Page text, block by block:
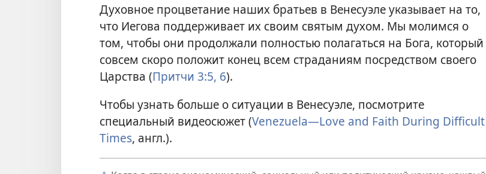
Духовное процветание наших братьев в Венесуэле указывает на то,
что Иегова поддерживает их своим святым духом. Мы молимся о
том, чтобы они продолжали полностью полагаться на Бога, который
совсем скоро положит конец всем страданиям посредством своего
Царства (Притчи 3:5, 6).
Чтобы узнать больше о ситуации в Венесуэле, посмотрите
специальный видеосюжет (Venezuela—Love and Faith During Difficult
Times, англ.).